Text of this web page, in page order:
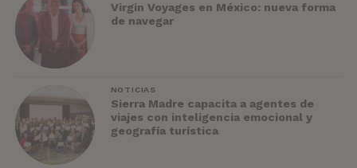
Virgin Voyages en México: nueva forma
de navegar
NOTICIAS
Sierra Madre capacita a agentes de
viajes con inteligencia emocional y
geografía turística